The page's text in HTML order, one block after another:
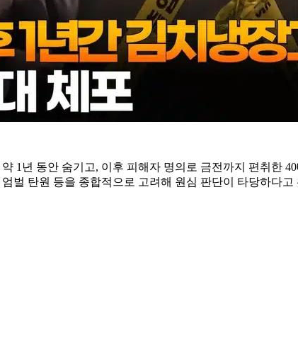
1년 동안 숨기고, 이후 피해자 명의로 금전까지 편취한
벌 탄원 등을 종합적으로 고려해 원심 판단이 타당하다